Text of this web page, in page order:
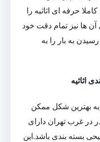
حرفه ای اثاثیه را
ها نیز تمام دقت خود
به بار را به
اثاثیه
به بهترین شکل ممکن
در غرب تهران دارای
بسته بندی باشد.این